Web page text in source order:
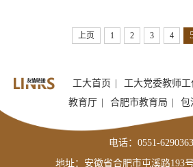
上页 1 2 3 4
工大首页 工大党委教师工
教育厅
合肥市教育局 包
电话：0551-
地址：安徽省合肥市屯溪路193